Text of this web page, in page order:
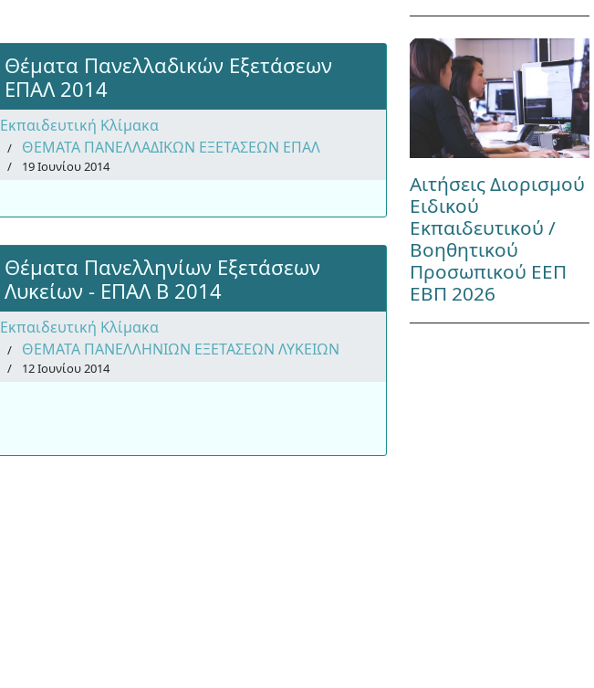
Θέματα Πανελλαδικών Εξετάσεων
ΕΠΑΛ 2014
Εκπαιδευτική Κλίμακα
ΘΕΜΑΤΑ ΠΑΝΕΛΛΑΔΙΚΩΝ ΕΞΕΤΑΣΕΩΝ ΕΠΑΛ
19 Ιουνίου 2014
Θέματα Πανελληνίων Εξετάσεων
Λυκείων - ΕΠΑΛ Β 2014
Εκπαιδευτική Κλίμακα
ΘΕΜΑΤΑ ΠΑΝΕΛΛΗΝΙΩΝ ΕΞΕΤΑΣΕΩΝ ΛΥΚΕΙΩΝ
12 Ιουνίου 2014
Αιτήσεις Διορισμού
Ειδικού
Εκπαιδευτικού /
Βοηθητικού
Προσωπικού ΕΕΠ
ΕΒΠ 2026